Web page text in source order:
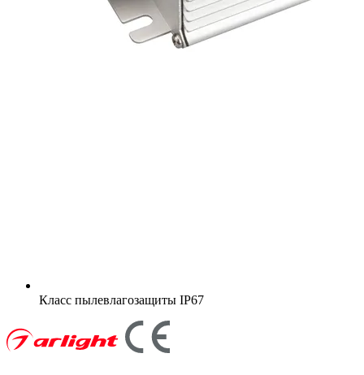
Класс пылевлагозащиты IP67